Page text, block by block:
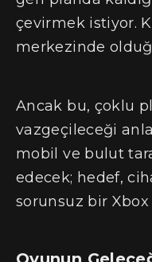
çevirmek istiyor.
merkezinde
Ancak bu, çoklu
vazgeçileceği
mobil ve bulut
edecek; hedef,
sorunsuz bir